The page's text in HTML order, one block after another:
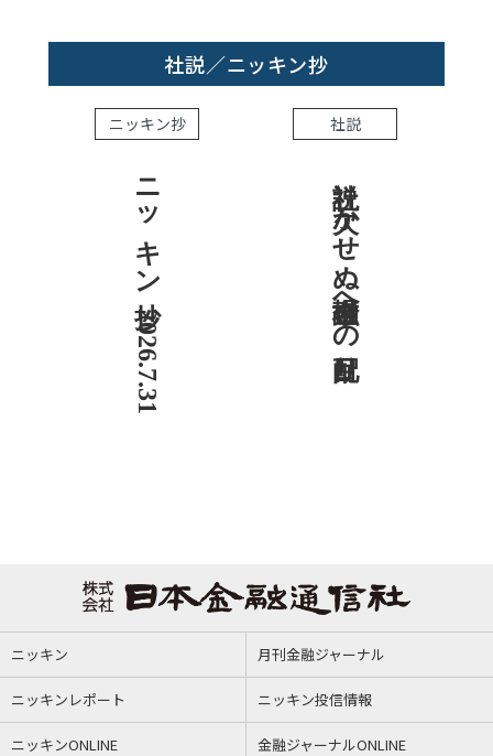
社説／ニッキン抄
ニッキン抄
ニッキン抄 2026.7.31
社説
社説 欠かせぬ金融市場への目配り
ニッキン 月刊金融ジャーナル
ニッキンレポート ニッキン投信情報
ニッキンONLINE 金融ジャーナルONLINE